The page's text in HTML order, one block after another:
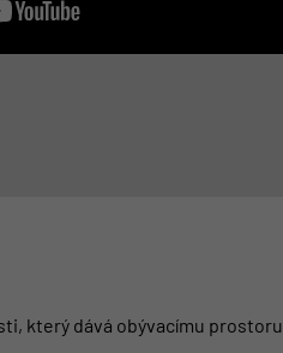
který dává obývacímu prostoru